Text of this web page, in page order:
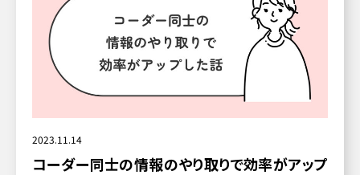
2023.11.14
コーダー同士の情報のやり取りで効率がアップ